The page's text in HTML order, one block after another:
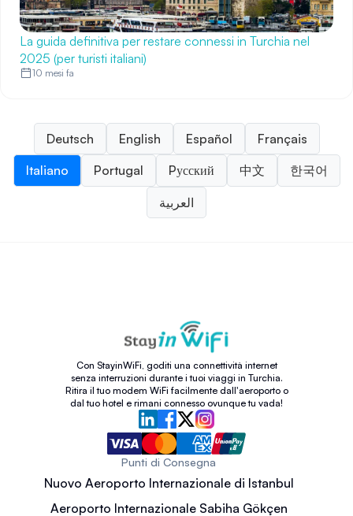
La guida definitiva per restare connessi in Turchia nel
2025 (per turisti italiani)
10 mesi fa
Deutsch English Español
Français
Italiano
Portugal Pусский 中文 한국어
العربية
Con StayinWiFi, goditi una connettività internet
senza interruzioni durante i tuoi viaggi in Turchia.
Ritira il tuo modem WiFi facilmente dall'aeroporto o
dal tuo hotel e rimani connesso ovunque tu vada!
Punti di Consegna
Nuovo Aeroporto Internazionale di Istanbul
Aeroporto Internazionale Sabiha Gökçen